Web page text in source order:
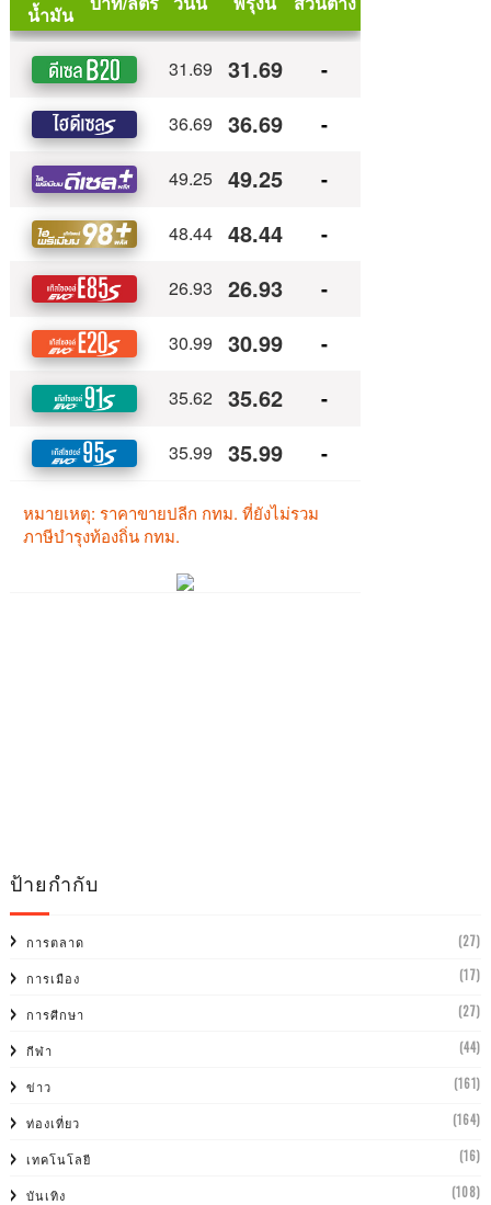
ป้ายกำกับ
การตลาด (27)
การเมือง (17)
การศีกษา (27)
กีฬา (44)
ข่าว (161)
ท่องเที่ยว (164)
เทคโนโลยี (16)
บันเทิง (108)